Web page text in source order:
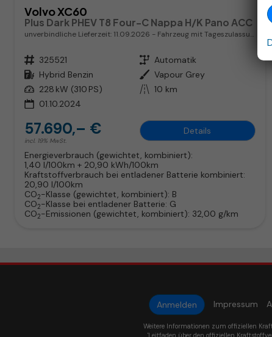
Volvo XC60
Plus Dark PHEV T8 Four-C Nappa H/K Pano ACC
unverbindliche Lieferzeit: 11.09.2026 Fahrzeug mit Tageszulassung
Fahrzeugnr. 325521 Getriebe Automatik
Kraftstoff Hybrid Benzin Außenfarbe Vapour Grey
Leistung 228 kW (310 PS) Kilometerstand 10 km
01.10.2024
57.690,– €
incl. 19% MwSt.
Details
Energieverbrauch (gewichtet, kombiniert):
1,40 l/100km + 20,90 kWh/100km
Kraftstoffverbrauch bei entladener Batterie kombiniert:
20,90 l/100km
CO2-Klasse (gewichtet, kombiniert): B
CO2-Klasse bei entladener Batterie: G
CO2-Emissionen (gewichtet, kombiniert): 32,00 g/km
Anmelden Impressum
Weitere Informationen zum offiziellen
'Leitfaden über den offiziellen